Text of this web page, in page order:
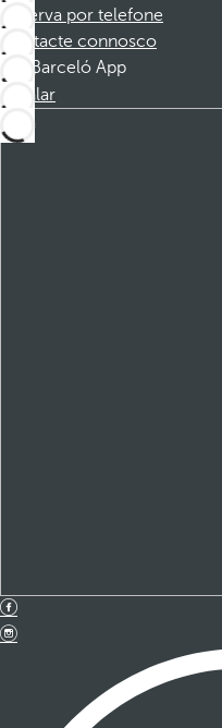
Reserva por telefone
Contacte connosco
Barceló App
Instalar